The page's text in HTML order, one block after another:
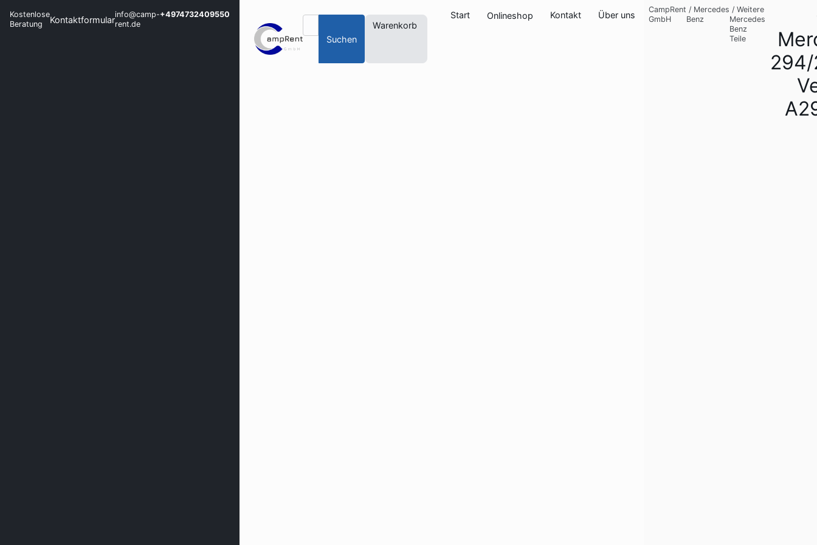
Kostenlose
Beratung
Kontaktformularinfo@camp-
rent.de
+4974732409550
Suchen
Warenkorb
Start Onlineshop Kontakt Über uns
CampRent
GmbH
/ Mercedes
Benz
/ Weitere
Mercedes
Benz
Teile